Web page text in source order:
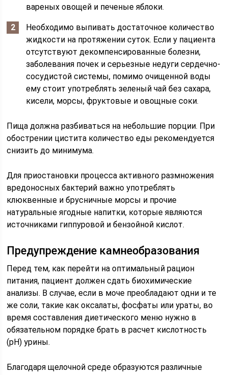
вареных овощей и печеные яблоки.
Необходимо выпивать достаточное количество
жидкости на протяжении суток. Если у пациента
отсутствуют декомпенсированные болезни,
заболевания почек и серьезные недуги сердечно-
сосудистой системы, помимо очищенной воды
ему стоит употреблять зеленый чай без сахара,
кисели, морсы, фруктовые и овощные соки.
Пища должна разбиваться на небольшие порции. При
обострении цистита количество еды рекомендуется
снизить до минимума.
Для приостановки процесса активного размножения
вредоносных бактерий важно употреблять
клюквенные и брусничные морсы и прочие
натуральные ягодные напитки, которые являются
источниками гиппуровой и бензойной кислот.
Предупреждение камнеобразования
Перед тем, как перейти на оптимальный рацион
питания, пациент должен сдать биохимические
анализы. В случае, если в моче преобладают одни и те
же соли, такие как оксалаты, фосфаты или ураты, во
время составления диетического меню нужно в
обязательном порядке брать в расчет кислотность
(pH) урины.
Благодаря щелочной среде образуются различные